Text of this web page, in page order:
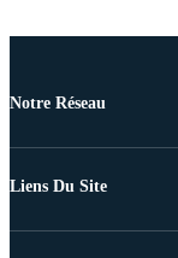
Notre Réseau
Liens Du Site